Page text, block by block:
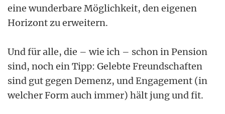
eine wunderbare Möglichkeit, den eigenen
Horizont zu erweitern.
Und für alle, die – wie ich – schon in Pension
sind, noch ein Tipp: Gelebte Freundschaften
sind gut gegen Demenz, und Engagement (in
welcher Form auch immer) hält jung und fit.